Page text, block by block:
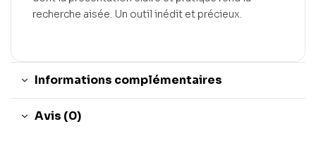
recherche aisée. Un outil inédit et précieux.
Informations complémentaires
Avis (0)